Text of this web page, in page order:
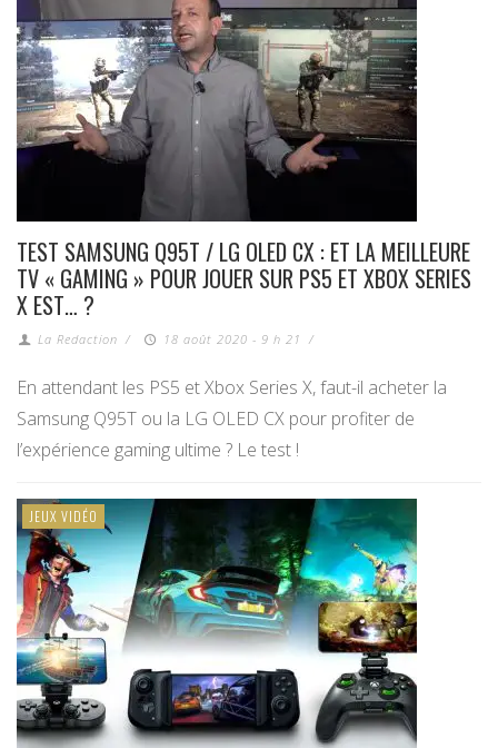
TEST SAMSUNG Q95T / LG OLED CX : ET LA MEILLEURE
TV « GAMING » POUR JOUER SUR PS5 ET XBOX SERIES
X EST… ?
La Redaction / 18 août 2020 - 9 h 21 /
En attendant les PS5 et Xbox Series X, faut-il acheter la
Samsung Q95T ou la LG OLED CX pour profiter de
l’expérience gaming ultime ? Le test !
JEUX VIDÉO